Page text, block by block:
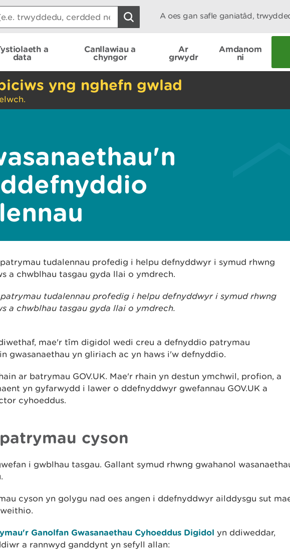
A oes gan safle ganiatâd,
a
data
Canllawiau a
chyngor
Ar
grwydr
Amdanom
ni
yng nghefn gwlad
tudalennau profedig i helpu defnyddwyr i symud rhwng
a chwblhau tasgau gyda llai o ymdrech.
tudalennau profedig i helpu defnyddwyr i symud rhwng
a chwblhau tasgau gyda llai o ymdrech.
mae'r tîm digidol wedi creu a defnyddio patrymau
gwasanaethau yn gliriach ac yn haws i'w defnyddio.
ar batrymau GOV.UK. Mae'r rhain yn destun ymchwil, profion, a
yn gyfarwydd i lawer o ddefnyddwyr gwefannau GOV.UK a
cyhoeddus.
cyson
i gwblhau tasgau. Gallant symud rhwng gwahanol
cyson yn golygu nad oes angen i ddefnyddwyr ailddysgu sut
Ganolfan Gwasanaethau Cyhoeddus Digidol yn ddiweddar,
a rannwyd ganddynt yn sefyll allan: